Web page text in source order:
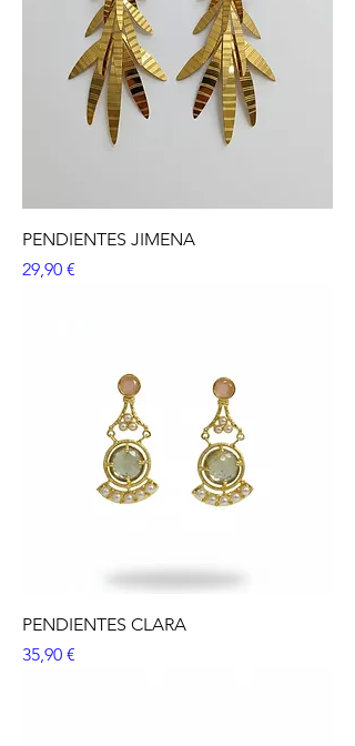
PENDIENTES JIMENA
Precio
29,90 €
PENDIENTES CLARA
Precio
35,90 €